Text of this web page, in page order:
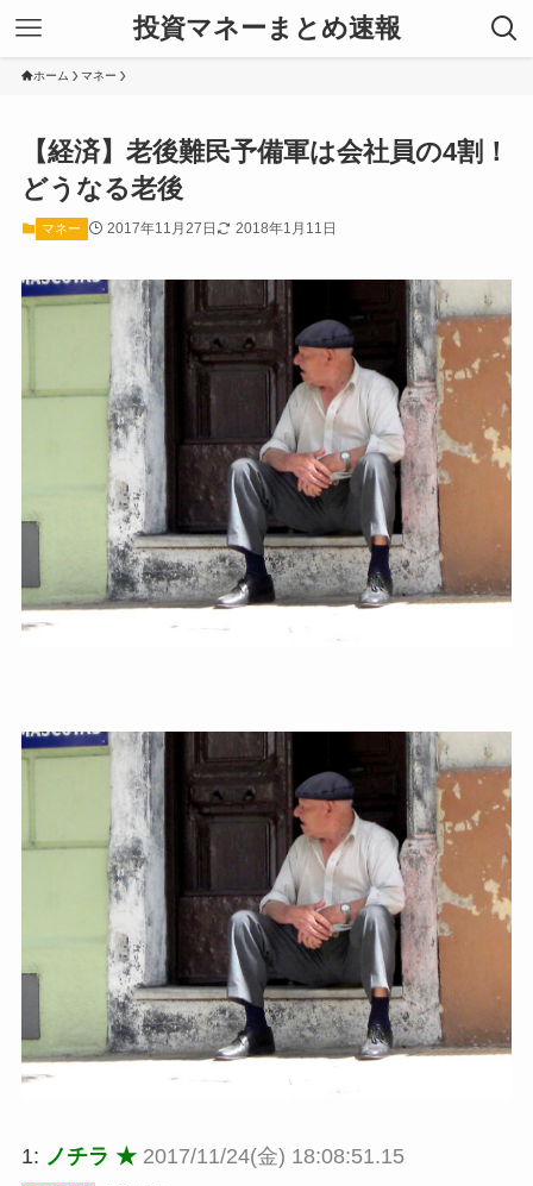
投資マネーまとめ速報
ホーム マネー
【経済】老後難民予備軍は会社員の4割！
どうなる老後
マネー 2017年11月27日 2018年1月11日
1: ノチラ ★ 2017/11/24(金) 18:08:51.15